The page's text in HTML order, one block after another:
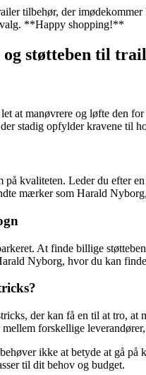
tilbehør, der
valg. **Happy shopping!**
støtteben til
at manøvrere og løfte den
stadig opfylder kravene til
kvaliteten. Leder du efter
mærker som Harald
At finde billige
Nyborg, hvor du kan
der kan få en til at tro,
forskellige
ikke at betyde at gå
til dit behov og budget.